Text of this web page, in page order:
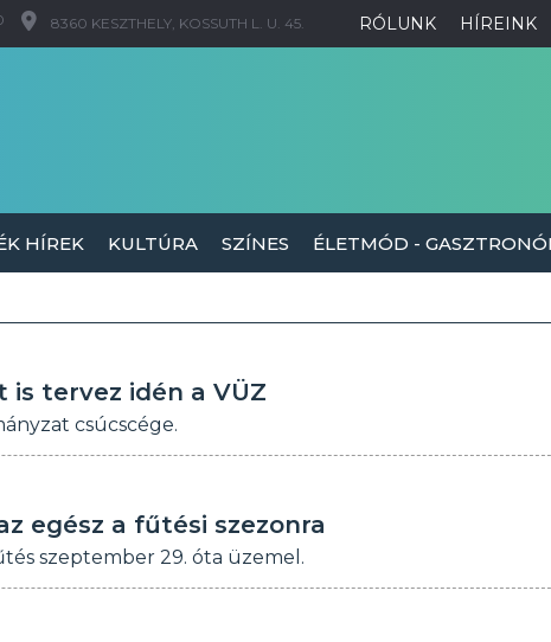
RÓLUNK HÍREINK
8360 KESZTHELY, KOSSUTH L. U. 45.
HÍREK KULTÚRA SZÍNES ÉLETMÓD -
tervez idén a VÜZ
csúcscége.
egész a fűtési szezonra
szeptember 29. óta üzemel.